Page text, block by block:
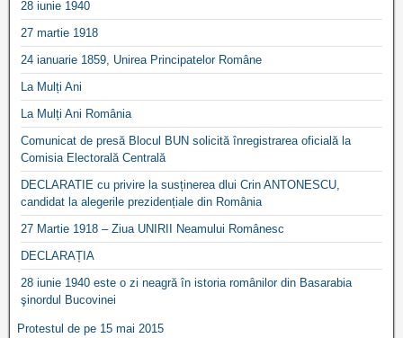
28 iunie 1940
27 martie 1918
24 ianuarie 1859, Unirea Principatelor Române
La Mulți Ani
La Mulți Ani România
Comunicat de presă Blocul BUN solicită înregistrarea oficială la
Comisia Electorală Centrală
DECLARATIE cu privire la susținerea dlui Crin ANTONESCU,
candidat la alegerile prezidențiale din România
27 Martie 1918 – Ziua UNIRII Neamului Românesc
DECLARAȚIA
28 iunie 1940 este o zi neagră în istoria românilor din Basarabia
şinordul Bucovinei
Protestul de pe 15 mai 2015